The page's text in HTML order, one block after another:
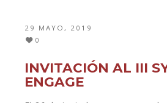
29 MAYO, 2019
0
INVITACIÓN AL III
ENGAGE